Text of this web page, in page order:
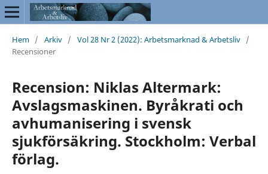
Hem / Arkiv / Vol 28 Nr 2 (2022): Arbetsmarknad & Arbetsliv /
Recensioner
Recension: Niklas Altermark:
Avslagsmaskinen. Byråkrati och
avhumanisering i svensk
sjukförsäkring. Stockholm: Verbal
förlag.